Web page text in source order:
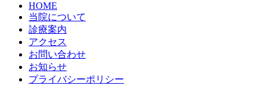
HOME
当院について
診療案内
アクセス
お問い合わせ
お知らせ
プライバシーポリシー